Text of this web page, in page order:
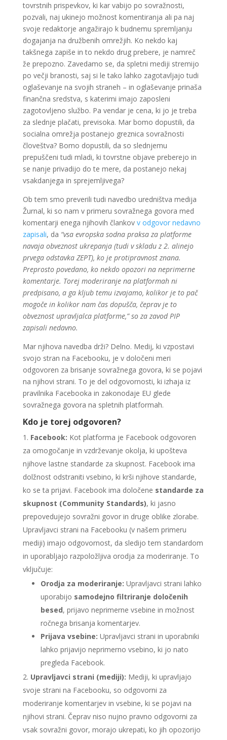
tovrstnih prispevkov, ki kar vabijo po sovražnosti,
pozvali, naj ukinejo možnost komentiranja ali pa naj
svoje redaktorje angažirajo k budnemu spremljanju
dogajanja na družbenih omrežjih. Ko nekdo kaj
takšnega zapiše in to nekdo drug prebere, je namreč
že prepozno. Zavedamo se, da spletni mediji stremijo
po večji branosti, saj si le tako lahko zagotavljajo tudi
oglaševanje na svojih straneh – in oglaševanje prinaša
finančna sredstva, s katerimi imajo zaposleni
zagotovljeno službo. Pa vendar je cena, ki jo je treba
za slednje plačati, previsoka. Mar bomo dopustili, da
socialna omrežja postanejo greznica sovražnosti
človeštva? Bomo dopustili, da so slednjemu
prepuščeni tudi mladi, ki tovrstne objave preberejo in
se nanje privadijo do te mere, da postanejo nekaj
vsakdanjega in sprejemljivega?
Ob tem smo preverili tudi navedbo uredništva medija
Žurnal, ki so nam v primeru sovražnega govora med
komentarji enega njihovih člankov v odgovor nedavno
zapisali, da “vsa evropska sodna praksa za platforme
navaja obveznost ukrepanja (tudi v skladu z 2. alinejo
prvega odstavka ZEPT), ko je protipravnost znana.
Preprosto povedano, ko nekdo opozori na neprimerne
komentarje. Torej moderiranje na platformah ni
predpisano, a ga kljub temu izvajamo, kolikor je to pač
mogoče in kolikor nam čas dopušča, čeprav je to
obveznost upravljalca platforme,” so za zavod PIP
zapisali nedavno.
Mar njihova navedba drži? Delno. Medij, ki vzpostavi
svojo stran na Facebooku, je v določeni meri
odgovoren za brisanje sovražnega govora, ki se pojavi
na njihovi strani. To je del odgovornosti, ki izhaja iz
pravilnika Facebooka in zakonodaje EU glede
sovražnega govora na spletnih platformah.
Kdo je torej odgovoren?
Facebook: Kot platforma je Facebook odgovoren
za omogočanje in vzdrževanje okolja, ki upošteva
njihove lastne standarde za skupnost. Facebook ima
dolžnost odstraniti vsebino, ki krši njihove standarde,
ko se ta prijavi. Facebook ima določene standarde za
skupnost (Community Standards), ki jasno
prepovedujejo sovražni govor in druge oblike zlorabe.
Upravljavci strani na Facebooku (v našem primeru
mediji) imajo odgovornost, da sledijo tem standardom
in uporabljajo razpoložljiva orodja za moderiranje. To
vključuje:
Orodja za moderiranje: Upravljavci strani lahko
uporabijo samodejno filtriranje določenih
besed, prijavo neprimerne vsebine in možnost
ročnega brisanja komentarjev.
Prijava vsebine: Upravljavci strani in uporabniki
lahko prijavijo neprimerno vsebino, ki jo nato
pregleda Facebook.
Upravljavci strani (mediji): Mediji, ki upravljajo
svoje strani na Facebooku, so odgovorni za
moderiranje komentarjev in vsebine, ki se pojavi na
njihovi strani. Čeprav niso nujno pravno odgovorni za
vsak sovražni govor, morajo ukrepati, ko jih opozorijo